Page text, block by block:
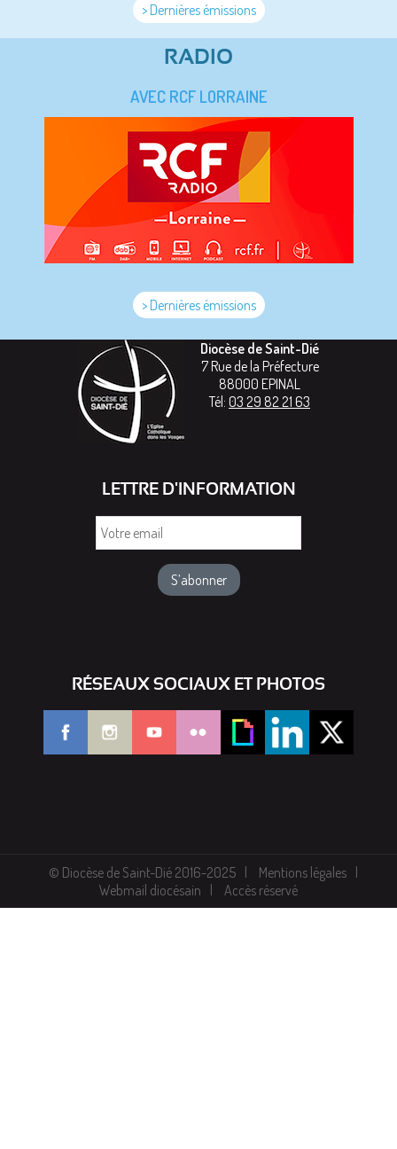
> Dernières émissions
RADIO
AVEC RCF LORRAINE
> Dernières émissions
Diocèse de Saint-Dié
7 Rue de la Préfecture
88000 EPINAL
Tél: 03 29 82 21 63
LETTRE D'INFORMATION
RÉSEAUX SOCIAUX ET PHOTOS
© Diocèse de Saint-Dié 2016-2025
Mentions légales
Webmail diocésain
Accès réservé